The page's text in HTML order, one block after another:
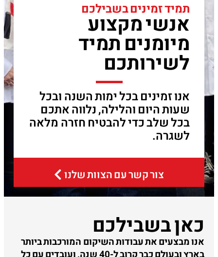
תמיד זמינים בשבילכם
אנשי מקצוע
מיומנים תמיד
לשירותכם
אנו זמינים בכל ימות השנה ובכל
שעות היום והלילה, נלווה אתכם
בכל שלב כדי להבטיח חזרה מלאה
לשגרה.
צור קשר עם הצוות שלנו
כאן בשבילכם
אנו מבצעים את עבודות השיקום המורכבות ביותר